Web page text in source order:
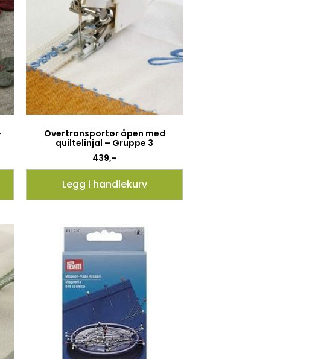
Overtransportør åpen med
quiltelinjal – Gruppe 3
439,-
Legg i handlekurv